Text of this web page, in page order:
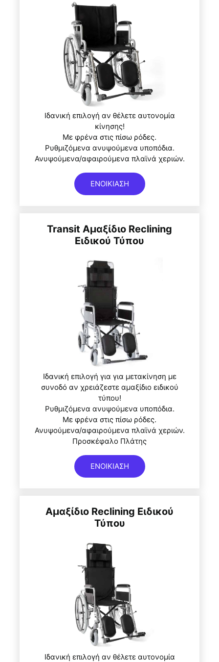
Ιδανική επιλογή αν θέλετε αυτονομία
κίνησης!
Με φρένα στις πίσω ρόδες.
Ρυθμιζόμενα ανυψούμενα υποπόδια.
Ανυψούμενα/αφαιρούμενα πλαϊνά χεριών.
ΕΝΟΙΚΙΑΣΗ
Transit Αμαξίδιο Reclining
Ειδικού Τύπου
Ιδανική επιλογή για για μετακίνηση με
συνοδό αν χρειάζεστε αμαξίδιο ειδικού
τύπου!
Ρυθμιζόμενα ανυψούμενα υποπόδια.
Με φρένα στις πίσω ρόδες.
Ανυψούμενα/αφαιρούμενα πλαϊνά χεριών.
Προσκέφαλο Πλάτης
ΕΝΟΙΚΙΑΣΗ
Αμαξίδιο Reclining Ειδικού
Τύπου
Ιδανική επιλογή αν θέλετε αυτονομία